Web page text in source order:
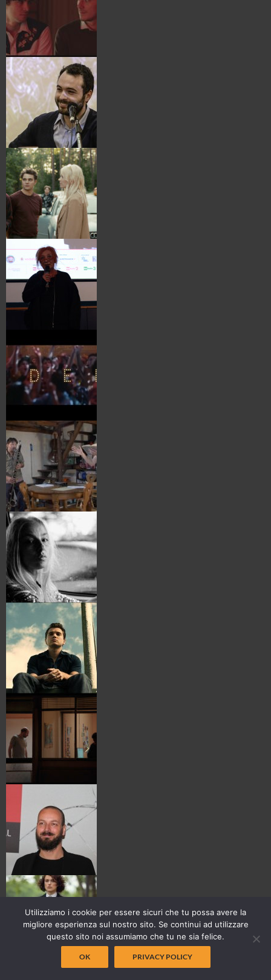
Utilizziamo i cookie per essere sicuri che tu possa avere la
migliore esperienza sul nostro sito. Se continui ad utilizzare
questo sito noi assumiamo che tu ne sia felice.
OK PRIVACY POLICY